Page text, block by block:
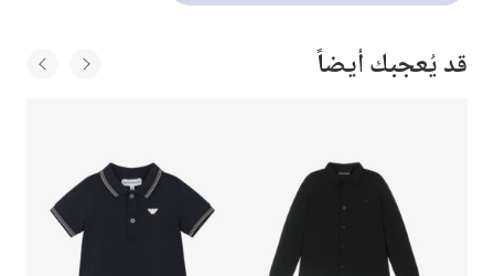
قد يُعجبك أيضاً